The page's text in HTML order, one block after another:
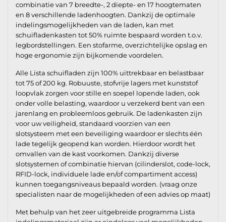
combinatie van 7 breedte-, 2 diepte- en 17 hoogtematen
en 8 verschillende ladenhoogten. Dankzij de optimale
indelingsmogelijkheden van de laden, kan met
schuifladenkasten tot 50% ruimte bespaard worden t.o.v.
legbordstellingen. Een stofarme, overzichtelijke opslag en
hoge ergonomie zijn bijkomende voordelen.
Alle Lista schuifladen zijn 100% uittrekbaar en belastbaar
tot 75 of 200 kg. Robuuste, stofvrije lagers met kunststof
loopvlak zorgen voor stille en soepel lopende laden, ook
onder volle belasting, waardoor u verzekerd bent van een
jarenlang en probleemloos gebruik. De ladenkasten zijn
voor uw veiligheid, standaard voorzien van een
slotsysteem met een beveiliging waardoor er slechts één
lade tegelijk geopend kan worden. Hierdoor wordt het
omvallen van de kast voorkomen. Dankzij diverse
slotsystemen of combinatie hiervan (cilinderslot, code-lock,
RFID-lock, individuele lade en/of compartiment access)
kunnen toegangsniveaus bepaald worden. (vraag onze
specialisten naar de mogelijkheden of een advies op maat)
Met behulp van het zeer uitgebreide programma Lista